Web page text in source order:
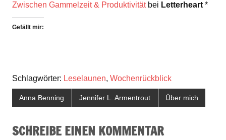
Zwischen Gammelzeit & Produktivitätbei Letterheart *
Gefällt mir:
Schlagwörter: Leselaunen, Wochenrückblick
Anna Benning Jennifer L. Armentrout Über mich
SCHREIBE EINEN KOMMENTAR